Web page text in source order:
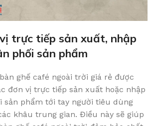
trực tiếp sản xuất, nhập
phối sản phẩm
ghế café ngoài trời giá rẻ được
đơn vị trực tiếp sản xuất hoặc nhập
sản phẩm tới tay người tiêu dùng
khâu trung gian. Điều này sẽ giúp